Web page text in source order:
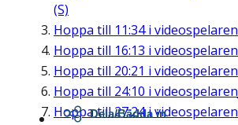
(S)
Hoppa till 11:34i videospelaren
Hoppa till 16:13 i videospelaren
Hoppa till 20:21 i videospelaren
Hoppa till 24:10 i videospelaren
Hoppa till27:24i videospelaren
Dela/Bädda in